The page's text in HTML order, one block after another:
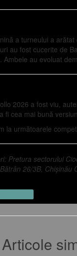
a turneului a
au fost cucerite de
Ambele au evoluat
2026 a fost viu,
fi cea mai bună
la următoarele
Pretura sectorului
26/3B, Chișinău
Articole